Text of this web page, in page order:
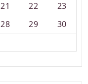
21 22
23
28 29
30